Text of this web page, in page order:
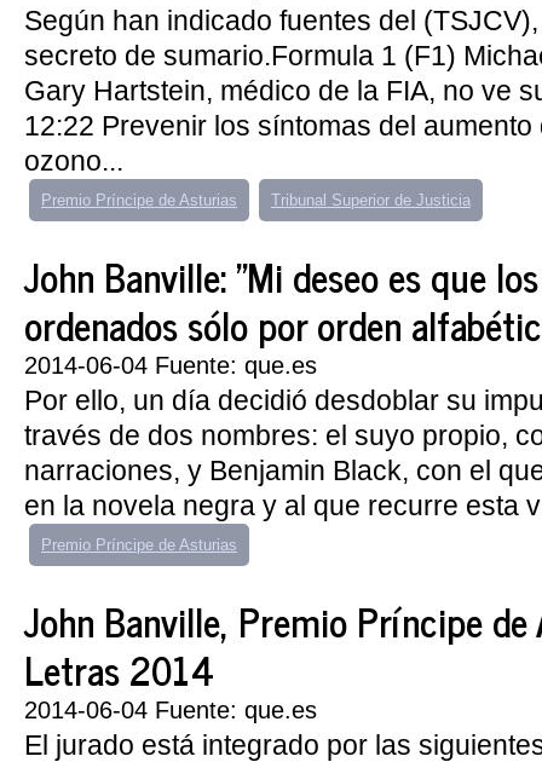
Según han indicado fuentes del
secreto de sumario.Formula 1 (F1)
Gary Hartstein, médico de la FIA, no ve
12:22 Prevenir los síntomas del
ozono...
Premio Príncipe de Asturias Tribunal Superior de Justicia
John Banville: "Mi deseo es que
ordenados sólo por orden
2014-06-04 Fuente: que.es
Por ello, un día decidió desdoblar su
través de dos nombres: el suyo propio,
narraciones, y Benjamin Black, con el
en la novela negra y al que recurre esta
Premio Príncipe de Asturias
John Banville, Premio Príncipe
Letras 2014
2014-06-04 Fuente: que.es
El jurado está integrado por las